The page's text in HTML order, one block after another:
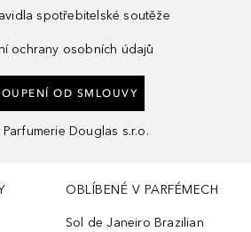
spotřebitelské soutěže
ochrany osobních údajů
OD SMLOUVY
Parfumerie Douglas s.r.o.
OBLÍBENÉ V PARFÉMECH
Sol de Janeiro Brazilian